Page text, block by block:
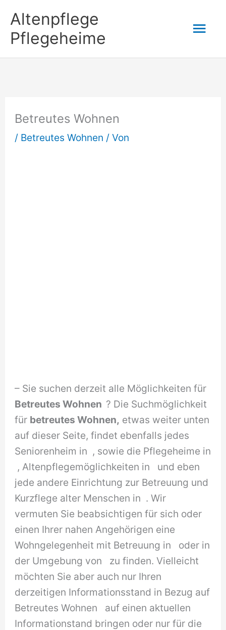
Inhalt
springen
Altenpflege
Pflegeheime
Betreutes Wohnen
/ Betreutes Wohnen / Von
– Sie suchen derzeit alle Möglichkeiten für
Betreutes Wohnen ? Die Suchmöglichkeit
für betreutes Wohnen, etwas weiter unten
auf dieser Seite, findet ebenfalls jedes
Seniorenheim in , sowie die Pflegeheime in
, Altenpflegemöglichkeiten in und eben
jede andere Einrichtung zur Betreuung und
Kurzflege alter Menschen in . Wir
vermuten Sie beabsichtigen für sich oder
einen Ihrer nahen Angehörigen eine
Wohngelegenheit mit Betreuung in oder in
der Umgebung von zu finden. Vielleicht
möchten Sie aber auch nur Ihren
derzeitigen Informationsstand in Bezug auf
Betreutes Wohnen auf einen aktuellen
Informationstand bringen oder nur für die